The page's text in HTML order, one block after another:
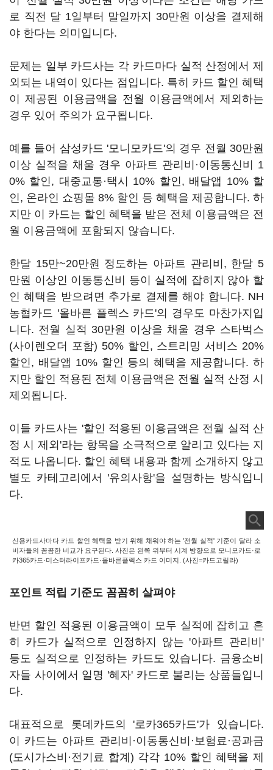
로 직전 달 1일부터 말일까지 30만원 이상을 결제해
야 한다는 의미입니다.
문제는 일부 카드사는 각 카드마다 실적 산정에서 제
외되는 내역이 있다는 점입니다. 특히 카드 할인 혜택
이 제공된 이용금액을 전월 이용금액에서 제외하는
경우 있어 주의가 요구됩니다.
예를 들어 삼성카드 '모니모카드'의 경우 전월 30만원
이상 실적을 채울 경우 아파트 관리비·이동통신비 1
0% 할인, 대중교통·택시 10% 할인, 배달앱 10% 할
인, 온라인 쇼핑몰 8% 할인 등 혜택을 제공합니다. 하
지만 이 카드는 할인 혜택을 받은 전체 이용금액은 전
월 이용금액에 포함되지 않습니다.
한달 15만~20만원 정도하는 아파트 관리비, 한달 5
만원 이상인 이동통신비 등이 실적에 잡히지 않아 할
인 혜택을 받으려면 추가로 결제를 해야 합니다. NH
농협카드 '올바른 플렉스 카드'의 경우도 마찬가지입
니다. 전월 실적 30만원 이상을 채울 경우 스타벅스
(사이렌오더 포함) 50% 할인, 스트리밍 서비스 20%
할인, 배달앱 10% 할인 등의 혜택을 제공합니다. 하
지만 할인 적용된 전체 이용금액은 전월 실적 산정 시
제외됩니다.
이들 카드사는 '할인 적용된 이용금액은 전월 실적 산
정 시 제외'라는 항목을 소극적으로 알리고 있다는 지
적도 나옵니다. 할인 혜택 내용과 함께 소개하지 않고
별도 카테고리에서 '유의사항'을 설명하는 방식입니
다.
신용카드사마다 카드 할인 혜택을 받기 위해 채워야 하는 '전월 실적' 기준이 달라 소
비자들의 꼼꼼한 비교가 요구된다. 사진은 왼쪽 위부터 시계 방향으로 모니모카드·로
카365카드·미스터라이프카드·올바른플렉스 카드 이미지. (사진=카드고릴라)
포인트 적립 기준도 꼼꼼히 살펴야
반면 할인 적용된 이용금액이 모두 실적에 잡히고 흔
히 카드가 실적으로 인정하지 않는 '아파트 관리비'
등도 실적으로 인정하는 카드도 있습니다. 금융소비
자들 사이에서 일명 '혜자' 카드로 불리는 상품들입니
다.
대표적으로 롯데카드의 '로카365카드'가 있습니다.
이 카드는 아파트 관리비·이동통신비·보험료·공과금
(도시가스비·전기료 합계) 각각 10% 할인 혜택을 제